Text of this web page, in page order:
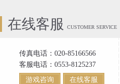
在线客服 CUSTOMER SERVICE
传真电话：020-85166566
客服电话：0553-8125237
游戏咨询
在线客服